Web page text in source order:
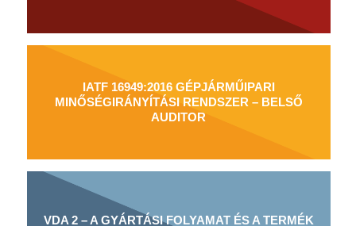
IATF 16949:2016 GÉPJÁRMŰIPARI
MINŐSÉGIRÁNYÍTÁSI RENDSZER – BELSŐ
AUDITOR
VDA 2 – A GYÁRTÁSI FOLYAMAT ÉS A TERMÉK